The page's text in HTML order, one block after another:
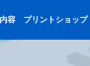
容 プリントショップ